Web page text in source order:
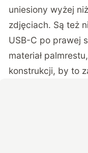
uniesiony wyżej
zdjęciach. Są też
USB-C po prawej
materiał
konstrukcji, by to